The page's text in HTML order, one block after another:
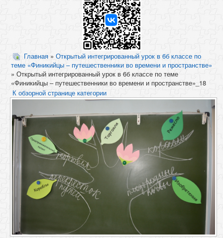
Главная » Открытый интегрированный урок в 6б классе по
теме «Финикийцы – путешественники во времени и пространстве»
» Открытый интегрированный урок в 6б классе по теме
«Финикийцы – путешественники во времени и пространстве»_18
К обзорной странице категории